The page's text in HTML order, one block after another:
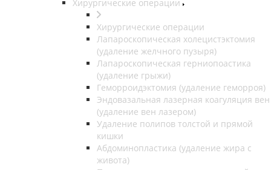
Хирургические операции
Хирургические операции
Лапароскопическая холецистэктомия
(удаление желчного пузыря)
Лапароскопическая герниопоастика
(удаление грыжи)
Геморроидэктомия (удаление геморроя)
Эндовазальная лазерная коагуляция вен
(удаление вен лазером)
Удаление полипов толстой и прямой
кишки
Абдоминопластика (удаление жира с
живота)